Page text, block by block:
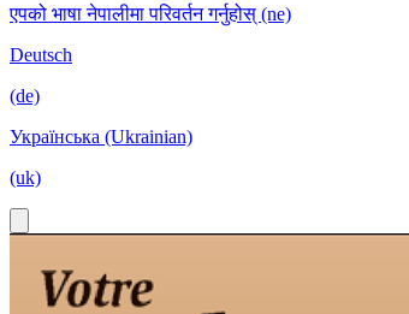
एपको भाषा नेपालीमा परिवर्तन गर्नुहोस् (ne)
Deutsch
(de)
Українська (Ukrainian)
(uk)